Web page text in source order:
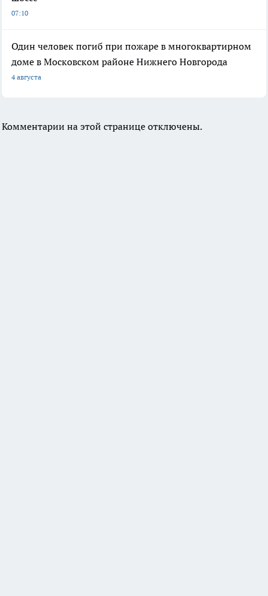
07:10
Один человек погиб при пожаре в многоквартирном
доме в Московском районе Нижнего Новгорода
4 августа
Комментарии на этой странице отключены.